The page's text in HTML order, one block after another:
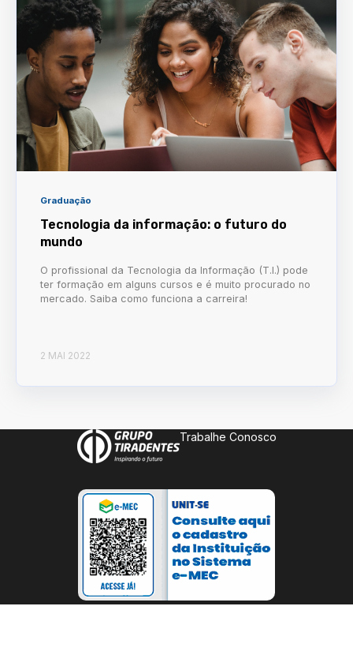
Graduação
Tecnologia da informação: o futuro do
mundo
O profissional da Tecnologia da Informação (T.I.) pode
ter formação em alguns cursos e é muito procurado no
mercado. Saiba como funciona a carreira!
2 MAI 2022
Trabalhe Conosco